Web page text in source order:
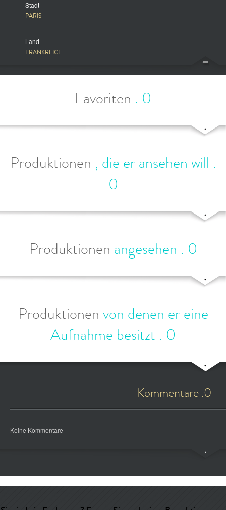
Stadt
PARIS
Land
FRANKREICH
Favoriten . 0
Produktionen , die er ansehen will .
0
Produktionen angesehen . 0
Produktionen von denen er eine
Aufnahme besitzt . 0
Kommentare .0
Keine Kommentare